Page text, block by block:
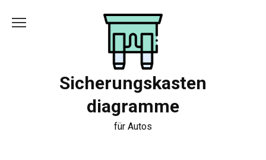
content
Sicherungskasten
diagramme
für Autos